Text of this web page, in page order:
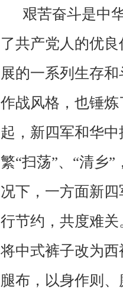
艰苦奋斗是中
了共产党人的优
展的一系列生存
作战风格，也锤
起，新四军和华
繁“扫荡”、“清乡
况下，一方面新
行节约，共度难
将中式裤子改为
腿布，以身作则